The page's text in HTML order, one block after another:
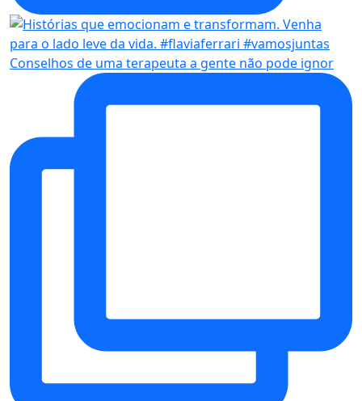
Conselhos de uma terapeuta a gente não pode ignor